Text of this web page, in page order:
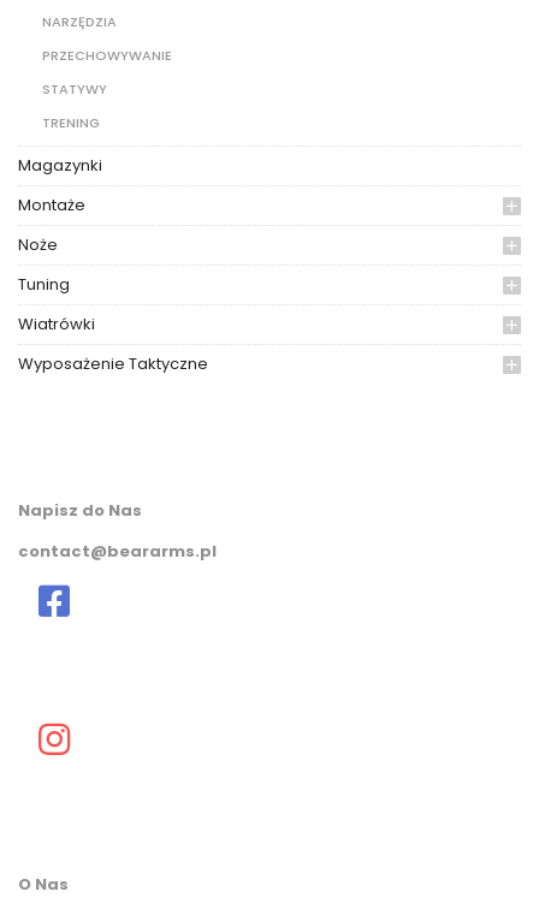
NARZĘDZIA
PRZECHOWYWANIE
STATYWY
TRENING
Magazynki
Montaże
Noże
Tuning
Wiatrówki
Wyposażenie Taktyczne
Napisz do Nas
contact@beararms.pl
O Nas